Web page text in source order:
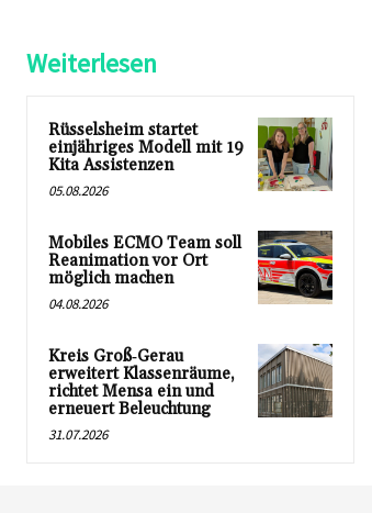
Weiterlesen
Rüsselsheim startet
einjähriges Modell mit 19
Kita Assistenzen
05.08.2026
Mobiles ECMO Team soll
Reanimation vor Ort
möglich machen
04.08.2026
Kreis Groß‑Gerau
erweitert Klassenräume,
richtet Mensa ein und
erneuert Beleuchtung
31.07.2026